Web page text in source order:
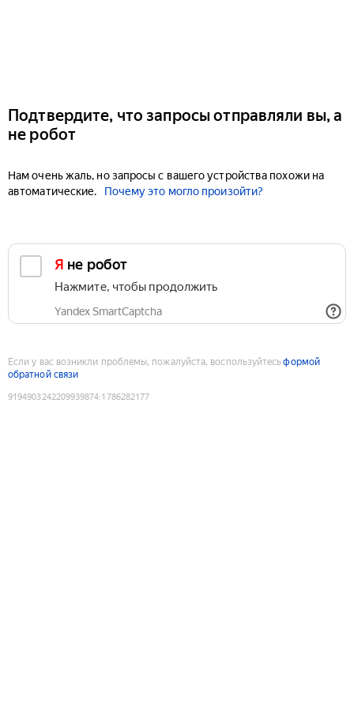
Подтвердите, что запросы отправляли вы, а
не робот
Нам очень жаль, но запросы с вашего устройства похожи на
автоматические.
Почему это могло произойти?
Я не робот
Нажмите, чтобы продолжить
Yandex SmartCaptcha
Если у вас возникли проблемы, пожалуйста, воспользуйтесьформой
обратной связи
9194903242209939874:1786282177